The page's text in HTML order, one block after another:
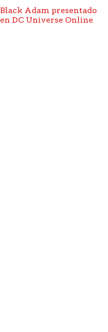
Black Adam presentado
en DC Universe Online